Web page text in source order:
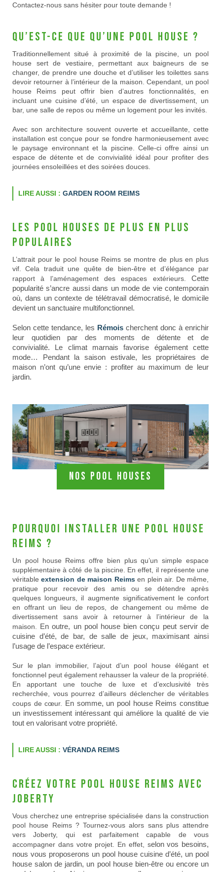
Contactez-nous sans hésiter pour toute demande !
Qu’est-ce que qu’une pool house ?
Traditionnellement situé à proximité de la piscine, un pool
house sert de vestiaire, permettant aux baigneurs de se
changer, de prendre une douche et d’utiliser les toilettes sans
devoir retourner à l’intérieur de la maison. Cependant, un pool
house Reims peut offrir bien d’autres fonctionnalités, en
incluant une cuisine d’été, un espace de divertissement, un
bar, une salle de repos ou même un logement pour les invités.
Avec son architecture souvent ouverte et accueillante, cette
installation est conçue pour se fondre harmonieusement avec
le paysage environnant et la piscine. Celle-ci offre ainsi un
espace de détente et de convivialité idéal pour profiter des
journées ensoleillées et des soirées douces.
LIRE AUSSI : GARDEN ROOM REIMS
Les pool houses de plus en plus
populaires
L’attrait pour le pool house Reims se montre de plus en plus
vif. Cela traduit une quête de bien-être et d’élégance par
rapport à l’aménagement des espaces extérieurs. Cette
popularité s’ancre aussi dans un mode de vie contemporain
où, dans un contexte de télétravail démocratisé, le domicile
devient un sanctuaire multifonctionnel.
Selon cette tendance, les Rémois cherchent donc à enrichir
leur quotidien par des moments de détente et de
convivialité. Le climat marnais favorise également cette
mode… Pendant la saison estivale, les propriétaires de
maison n’ont qu’une envie : profiter au maximum de leur
jardin.
Nos pool houses
Pourquoi installer une pool house
Reims ?
Un pool house Reims offre bien plus qu’un simple espace
supplémentaire à côté de la piscine. En effet, il représente une
véritableextension de maison Reimsen plein air. De même,
pratique pour recevoir des amis ou se détendre après
quelques longueurs, il augmente significativement le confort
en offrant un lieu de repos, de changement ou même de
divertissement sans avoir à retourner à l’intérieur de la
maison. En outre, un pool house bien conçu peut servir de
cuisine d’été, de bar, de salle de jeux, maximisant ainsi
l’usage de l’espace extérieur.
Sur le plan immobilier, l’ajout d’un pool house élégant et
fonctionnel peut également rehausser la valeur de la propriété.
En apportant une touche de luxe et d’exclusivité très
recherchée, vous pourrez d’ailleurs déclencher de véritables
coups de cœur. En somme, un pool house Reims constitue
un investissement intéressant qui améliore la qualité de vie
tout en valorisant votre propriété.
LIRE AUSSI : VÉRANDA REIMS
Créez votre pool house Reims avec
Joberty
Vous cherchez une entreprise spécialisée dans la construction
pool house Reims ? Tournez-vous alors sans plus attendre
vers Joberty, qui est parfaitement capable de vous
accompagner dans votre projet. En effet, selon vos besoins,
nous vous proposerons un pool house cuisine d’été, un pool
house salon de jardin, un pool house bien-être ou encore un